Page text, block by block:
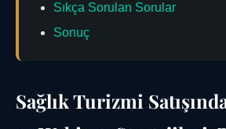
Sıkça Sorulan Sorular
Sonuç
Sağlık Turizmi